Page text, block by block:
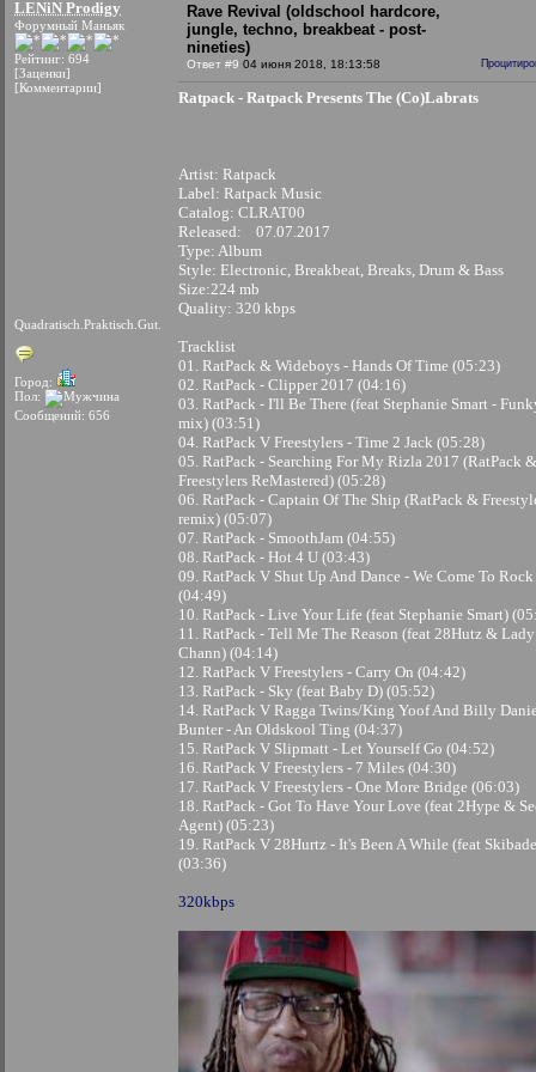
LENiN Prodigy
Форумный Маньяк
Рейтинг: 694
[Заценки]
[Комментарии]
Quadratisch.Praktisch.Gut.
Город:
Пол:
Сообщений: 656
Rave Revival (oldschool hardcore,
jungle, techno, breakbeat - post-
nineties)
Ответ #9 04 июня 2018, 18:13:58
Ratpack - Ratpack Presents The (Co)Labrats
Artist: Ratpack
Label: Ratpack Music
Catalog: CLRAT00
Released: 07.07.2017
Type: Album
Style: Electronic, Breakbeat, Breaks, Drum & Bass
Size:224 mb
Quality: 320 kbps
Tracklist
01. RatPack & Wideboys - Hands Of Time (05:23)
02. RatPack - Clipper 2017 (04:16)
03. RatPack - I'll Be There (feat Stephanie Smart -
mix) (03:51)
04. RatPack V Freestylers - Time 2 Jack (05:28)
05. RatPack - Searching For My Rizla 2017 (RatPack &
Freestylers ReMastered) (05:28)
06. RatPack - Captain Of The Ship (RatPack &
remix) (05:07)
07. RatPack - SmoothJam (04:55)
08. RatPack - Hot 4 U (03:43)
09. RatPack V Shut Up And Dance - We Come To Rock
(04:49)
10. RatPack - Live Your Life (feat Stephanie Smart)
11. RatPack - Tell Me The Reason (feat 28Hutz & Lady
Chann) (04:14)
12. RatPack V Freestylers - Carry On (04:42)
13. RatPack - Sky (feat Baby D) (05:52)
14. RatPack V Ragga Twins/King Yoof And Billy
Bunter - An Oldskool Ting (04:37)
15. RatPack V Slipmatt - Let Yourself Go (04:52)
16. RatPack V Freestylers - 7 Miles (04:30)
17. RatPack V Freestylers - One More Bridge (06:03)
18. RatPack - Got To Have Your Love (feat 2Hype &
Agent) (05:23)
19. RatPack V 28Hurtz - It's Been A While (feat
(03:36)
320kbps